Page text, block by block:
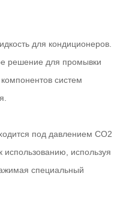
для кондиционеров.
решение для промывки
систем
под давлением CO2
использованию, используя
специальный